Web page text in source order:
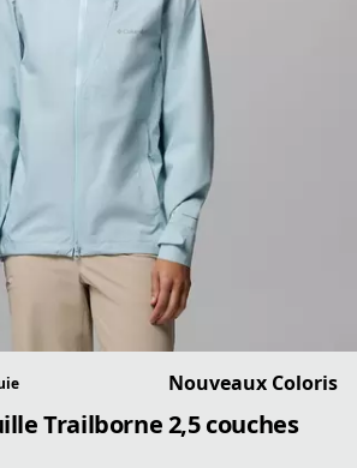
Nouveaux Coloris
Trailborne 2,5 couches